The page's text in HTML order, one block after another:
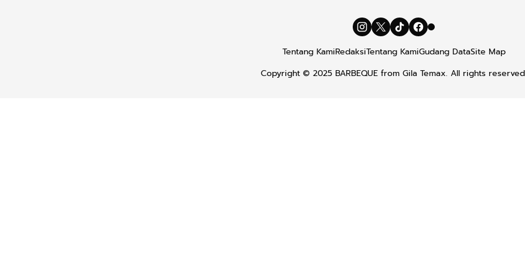
Tentang KamiRedaksiTentang KamiGudang DataSite Map
Copyright © 2025 BARBEQUE from Gila Temax. All rights